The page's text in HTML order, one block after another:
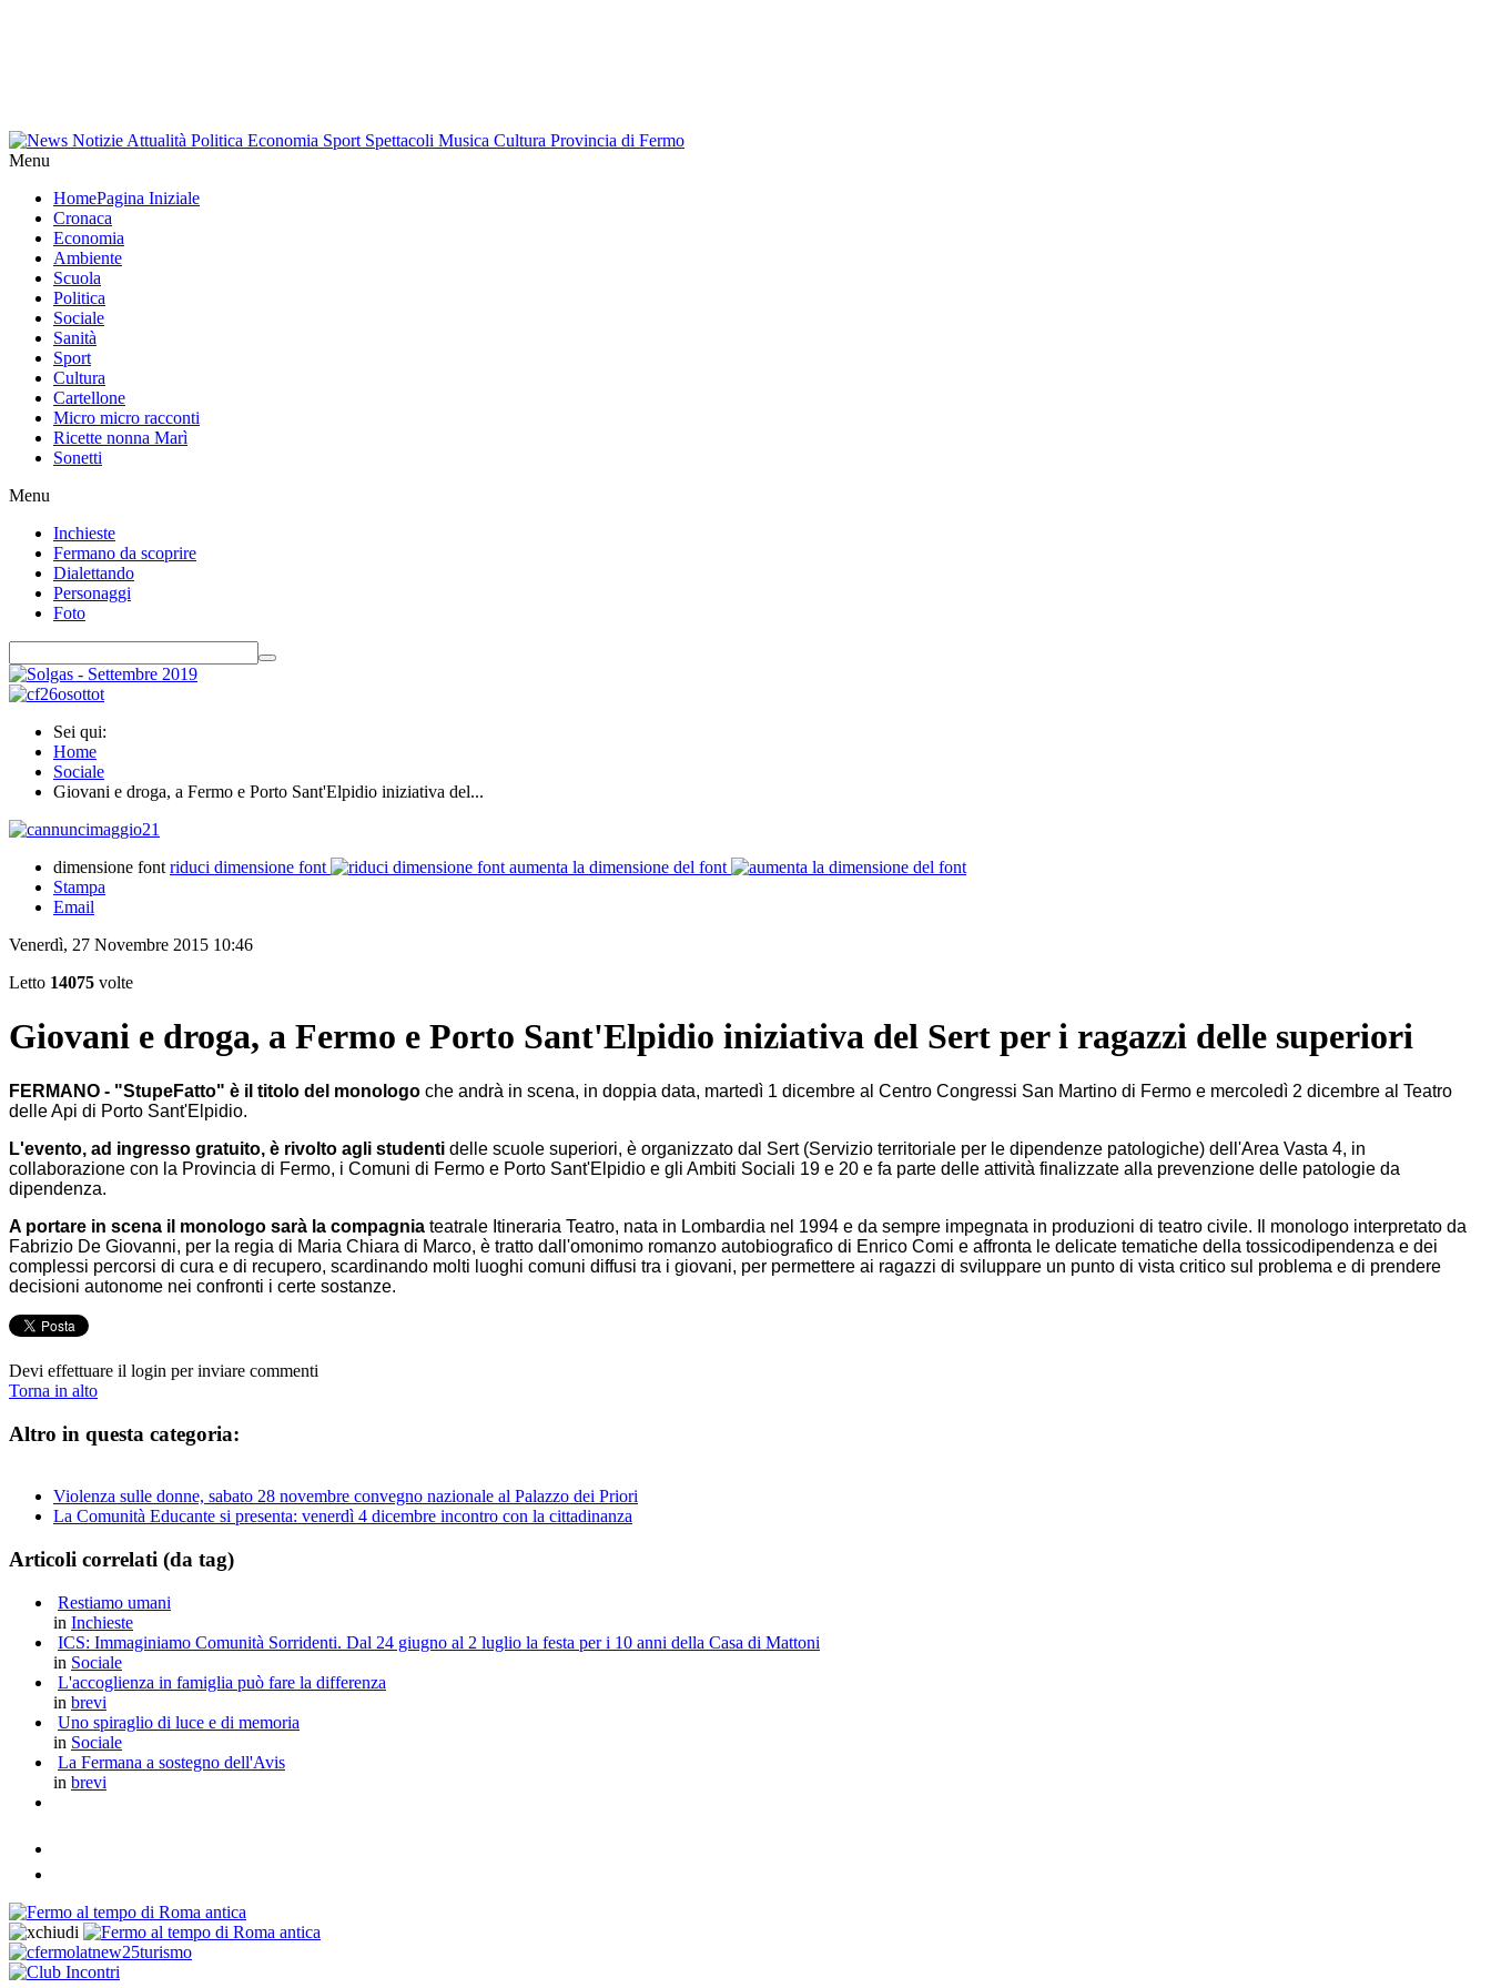
Menu
HomePagina Iniziale
Cronaca
Economia
Ambiente
Scuola
Politica
Sociale
Sanità
Sport
Cultura
Cartellone
Micro micro racconti
Ricette nonna Marì
Sonetti
Menu
Inchieste
Fermano da scoprire
Dialettando
Personaggi
Foto
Sei qui:
Home
Sociale
Giovani e droga, a Fermo e Porto Sant'Elpidio iniziativa del...
dimensione font riduci dimensione font
aumenta la dimensione del font
Stampa
Email
Venerdì, 27 Novembre 2015 10:46
Letto 14075 volte
Giovani e droga, a Fermo e Porto Sant'Elpidio iniziativa del Sert per i ragazzi delle superiori
FERMANO - "StupeFatto" è il titolo del monologo che andrà in scena, in doppia data, martedì 1 dicembre al Centro Congressi San Martino di Fermo e mercoledì 2 dicembre al Teatro
delle Api di Porto Sant'Elpidio.
L'evento, ad ingresso gratuito, è rivolto agli studenti delle scuole superiori, è organizzato dal Sert (Servizio territoriale per le dipendenze patologiche) dell'Area Vasta 4, in
collaborazione con la Provincia di Fermo, i Comuni di Fermo e Porto Sant'Elpidio e gli Ambiti Sociali 19 e 20 e fa parte delle attività finalizzate alla prevenzione delle patologie da
dipendenza.
A portare in scena il monologo sarà la compagnia teatrale Itineraria Teatro, nata in Lombardia nel 1994 e da sempre impegnata in produzioni di teatro civile. Il monologo interpretato da
Fabrizio De Giovanni, per la regia di Maria Chiara di Marco, è tratto dall'omonimo romanzo autobiografico di Enrico Comi e affronta le delicate tematiche della tossicodipendenza e dei
complessi percorsi di cura e di recupero, scardinando molti luoghi comuni diffusi tra i giovani, per permettere ai ragazzi di sviluppare un punto di vista critico sul problema e di prendere
decisioni autonome nei confronti i certe sostanze.
Devi effettuare il login per inviare commenti
Torna in alto
Altro in questa categoria:
Violenza sulle donne, sabato 28 novembre convegno nazionale al Palazzo dei Priori
La Comunità Educante si presenta: venerdì 4 dicembre incontro con la cittadinanza
Articoli correlati (da tag)
Restiamo umani
in Inchieste
ICS: Immaginiamo Comunità Sorridenti. Dal 24 giugno al 2 luglio la festa per i 10 anni della Casa di Mattoni
in Sociale
L'accoglienza in famiglia può fare la differenza
in brevi
Uno spiraglio di luce e di memoria
in Sociale
La Fermana a sostegno dell'Avis
in brevi